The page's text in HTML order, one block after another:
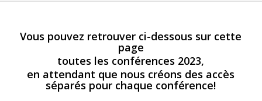
Vous pouvez retrouver ci-dessous sur cette
page
toutes les conférences 2023,
en attendant que nous créons des accès
séparés pour chaque conférence!